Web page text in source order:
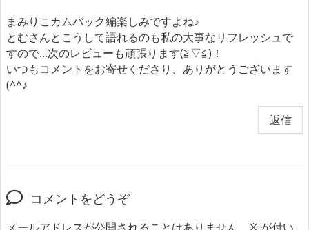
まみりこカムバック編楽しみですよね♪
とむさんとこうして語れるのも私の大事なリフレッシュで
すので…次のレビューも頑張ります(≧▽≦)！
いつもコメントをお寄せくださり、ありがとうございます
(^^♪
返信
コメントをどうぞ